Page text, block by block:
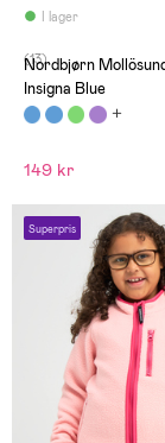
I lager
(13)
Nordbjørn
Insigna Blue
149 kr
Superpris